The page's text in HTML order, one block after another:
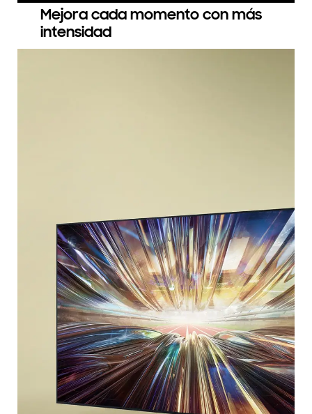
Mejora cada momento con más
intensidad